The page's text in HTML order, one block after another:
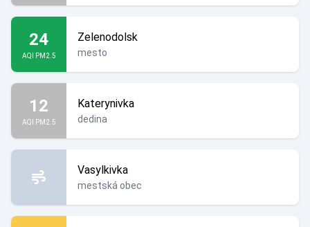
24
AQI PM2.5
Zelenodolsk
mesto
12
AQI PM2.5
Katerynivka
dedina
Vasylkivka
mestská obec